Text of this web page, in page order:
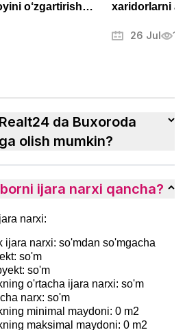
o‘zgartirish
Bu jarayon
qilish, ortiqcha
yangi uyingizga
ko‘rib chiqamiz.
xaridorlarni
26 Jul
da Buxoroda
olish mumkin?
ijara narxi qancha?
narxi:
ijara narxi: so'mdan so'mgacha
so'm
so'm
o'rtacha ijara narxi: so'm
narx: so'm
minimal maydoni: 0 m2
maksimal maydoni: 0 m2